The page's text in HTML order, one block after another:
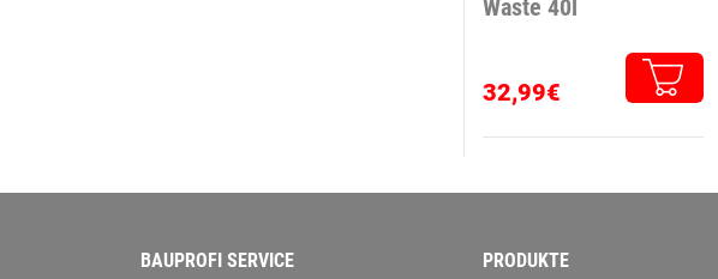
Waste 40l
32,99€
BAUPROFI SERVICE PRODUKTE